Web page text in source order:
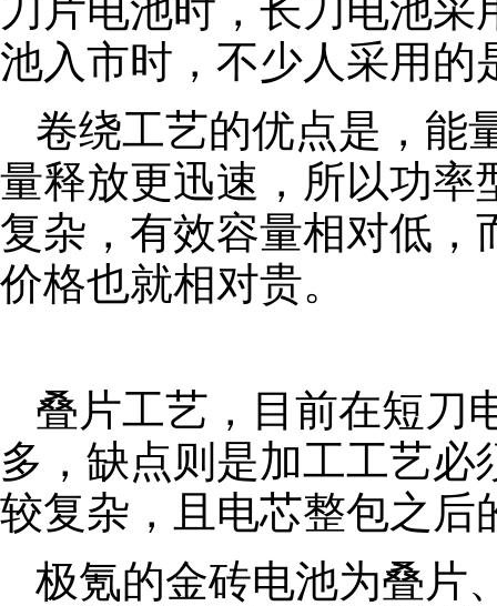
刀片电池时，长刀电池
池入市时，不少人采用的
卷绕工艺的优点是，能
量释放更迅速，所以功率
复杂，有效容量相对低，
价格也就相对贵。
叠片工艺，目前在短刀
多，缺点则是加工工艺
较复杂，且电芯整包之后
极氪的金砖电池为叠片